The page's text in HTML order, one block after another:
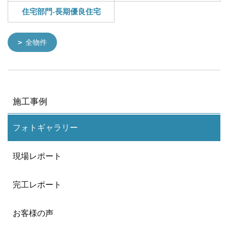
住宅部門-長期優良住宅
全物件
施工事例
フォトギャラリー
現場レポート
完工レポート
お客様の声